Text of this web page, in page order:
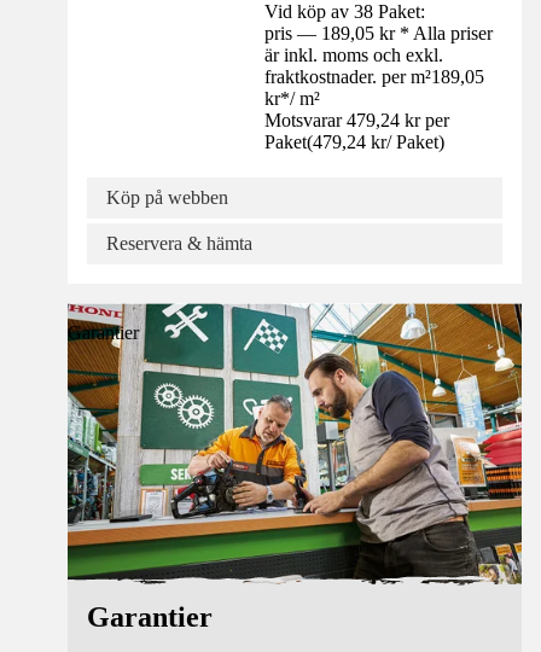
Vid köp av 38 Paket:
pris — 189,05 kr * Alla priser
är inkl. moms och exkl.
fraktkostnader. per m²189,05
kr*/ m²
Motsvarar 479,24 kr per
Paket(479,24 kr/ Paket)
Köp på webben
Reservera & hämta
Garantier
Garantier